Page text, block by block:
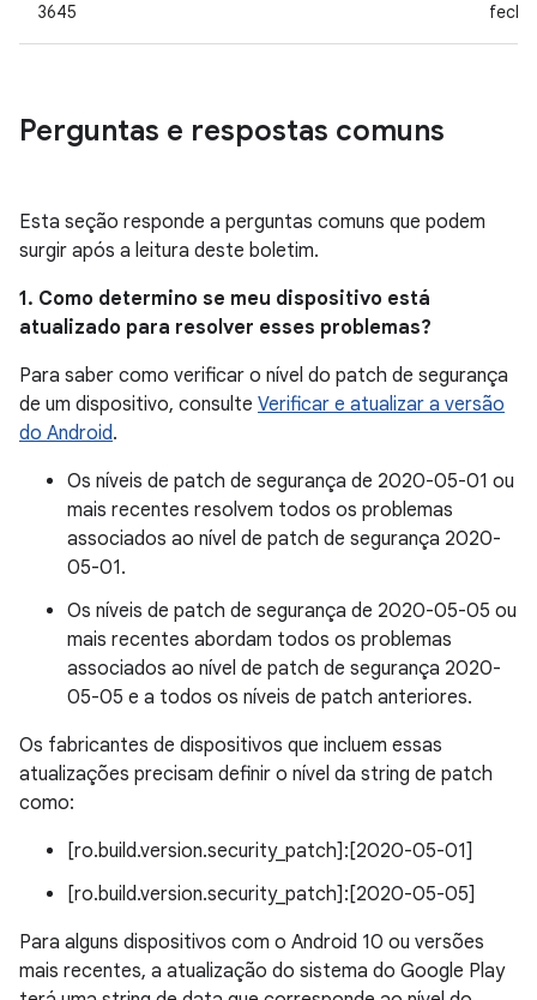
3645
Perguntas e respostas comuns
Esta seção responde a perguntas comuns que podem
surgir após a leitura deste boletim.
1. Como determino se meu dispositivo está
atualizado para resolver esses problemas?
Para saber como verificar o nível do patch de segurança
de um dispositivo, consulte Verificar e atualizar a versão
do Android.
Os níveis de patch de segurança de 2020-05-01 ou
mais recentes resolvem todos os problemas
associados ao nível de patch de segurança 2020-
05-01.
Os níveis de patch de segurança de 2020-05-05 ou
mais recentes abordam todos os problemas
associados ao nível de patch de segurança 2020-
05-05 e a todos os níveis de patch anteriores.
Os fabricantes de dispositivos que incluem essas
atualizações precisam definir o nível da string de patch
como:
[ro.build.version.security_patch]:[2020-05-01]
[ro.build.version.security_patch]:[2020-05-05]
Para alguns dispositivos com o Android 10 ou versões
mais recentes, a atualização do sistema do Google Play